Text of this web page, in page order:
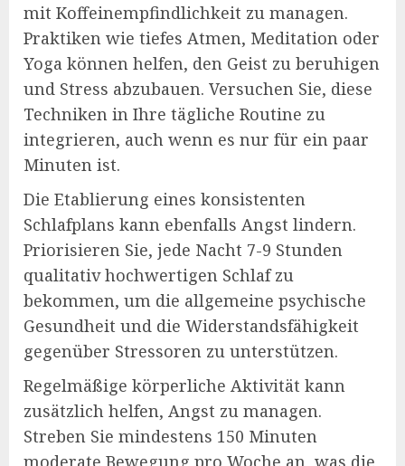
mit Koffeinempfindlichkeit zu managen.
Praktiken wie tiefes Atmen, Meditation oder
Yoga können helfen, den Geist zu beruhigen
und Stress abzubauen. Versuchen Sie, diese
Techniken in Ihre tägliche Routine zu
integrieren, auch wenn es nur für ein paar
Minuten ist.
Die Etablierung eines konsistenten
Schlafplans kann ebenfalls Angst lindern.
Priorisieren Sie, jede Nacht 7-9 Stunden
qualitativ hochwertigen Schlaf zu
bekommen, um die allgemeine psychische
Gesundheit und die Widerstandsfähigkeit
gegenüber Stressoren zu unterstützen.
Regelmäßige körperliche Aktivität kann
zusätzlich helfen, Angst zu managen.
Streben Sie mindestens 150 Minuten
moderate Bewegung pro Woche an, was die